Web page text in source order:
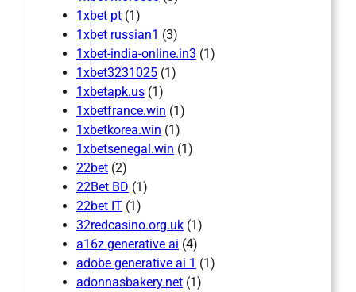
1xbet pt (1)
1xbet russian1 (3)
1xbet-india-online.in3 (1)
1xbet3231025 (1)
1xbetapk.us (1)
1xbetfrance.win (1)
1xbetkorea.win (1)
1xbetsenegal.win (1)
22bet (2)
22Bet BD (1)
22bet IT (1)
32redcasino.org.uk (1)
a16z generative ai (4)
adobe generative ai 1 (1)
adonnasbakery.net (1)